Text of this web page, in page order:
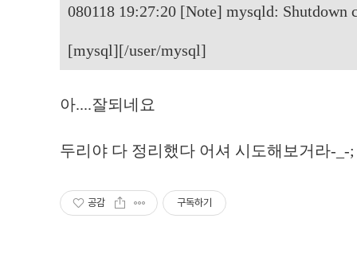
080118 19:27:20 [Note] mysqld: Shutdown
[mysql][/user/mysql]
아....잘되네요
두리야 다 정리했다 어셔 시도해보거라-_-;
공감 구독하기